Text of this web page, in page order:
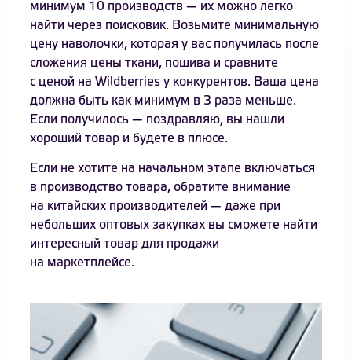
минимум 10 производств — их можно легко
найти через поисковик. Возьмите минимальную
цену наволочки, которая у вас получилась после
сложения цены ткани, пошива и сравните
с ценой на Wildberries у конкурентов. Ваша цена
должна быть как минимум в 3 раза меньше.
Если получилось — поздравляю, вы нашли
хороший товар и будете в плюсе.
Если не хотите на начальном этапе включаться
в производство товара, обратите внимание
на китайских производителей — даже при
небольших оптовых закупках вы cможете найти
интересный товар для продажи
на маркетплейсе.